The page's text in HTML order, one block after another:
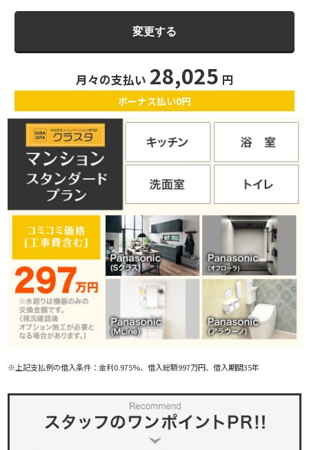
月々の支払い 28,025 円
ボーナス払い0円
※上記支払例の借入条件：金利0.975%、借入総額997万円、借入期間35年